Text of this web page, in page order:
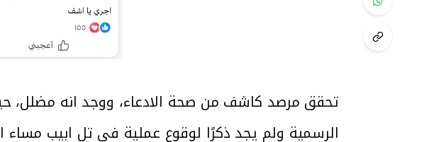
تحقق مرصد كاشف من صحة الادعاء، ووجد انه مضلل،
الرسمية ولم يجد ذكرًا لوقوع عملية في تل ابيب مساء